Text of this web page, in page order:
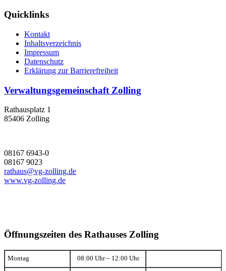
Quicklinks
Kontakt
Inhaltsverzeichnis
Impressum
Datenschutz
Erklärung zur Barrierefreiheit
Verwaltungsgemeinschaft Zolling
Rathausplatz 1
85406 Zolling
08167 6943-0
08167 9023
rathaus@vg-zolling.de
www.vg-zolling.de
Öffnungszeiten des Rathauses Zolling
Montag 08:00 Uhr – 12:00 Uhr